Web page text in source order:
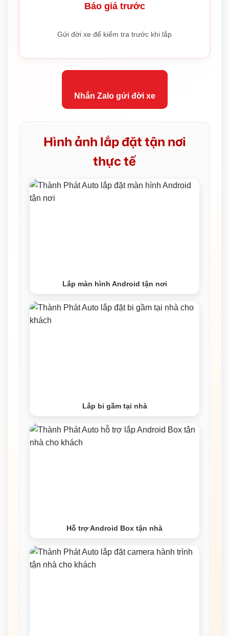
Báo giá trước
Gửi đời xe để kiểm tra trước khi lắp
Nhắn Zalo gửi đời xe
Hình ảnh lắp đặt tận nơi
thực tế
Lắp màn hình Android tận nơi
Lắp bi gầm tại nhà
Hỗ trợ Android Box tận nhà